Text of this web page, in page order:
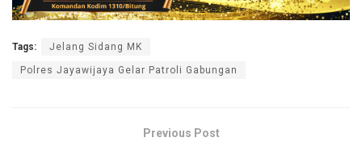
Tags: Jelang Sidang MK
Polres Jayawijaya Gelar Patroli Gabungan
Previous Post